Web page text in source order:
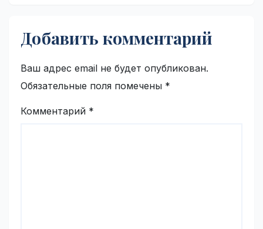
Добавить комментарий
Ваш адрес email не будет опубликован.
Обязательные поля помечены *
Комментарий *